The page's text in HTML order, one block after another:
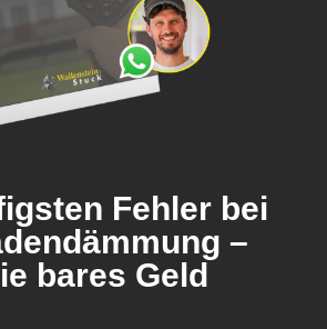
Fehler bei
–
bares Geld